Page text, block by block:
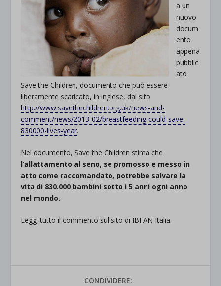
a un
nuovo
docum
ento
appena
pubblic
ato
Save the Children, documento che può essere
liberamente scaricato, in inglese, dal sito
http://www.savethechildren.org.uk/news-and-
comment/news/2013-02/breastfeeding-could-save-
830000-lives-year.
Nel documento, Save the Children stima che
l’allattamento al seno, se promosso e messo in
atto come raccomandato, potrebbe salvare la
vita di 830.000 bambini sotto i 5 anni ogni anno
nel mondo.
Leggi tutto il commento sul sito di IBFAN Italia.
CONDIVIDERE: